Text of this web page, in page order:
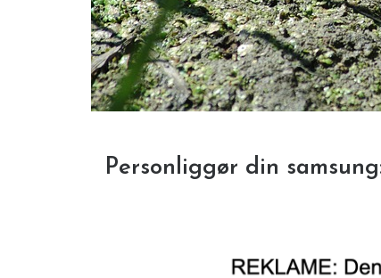
Personliggør din